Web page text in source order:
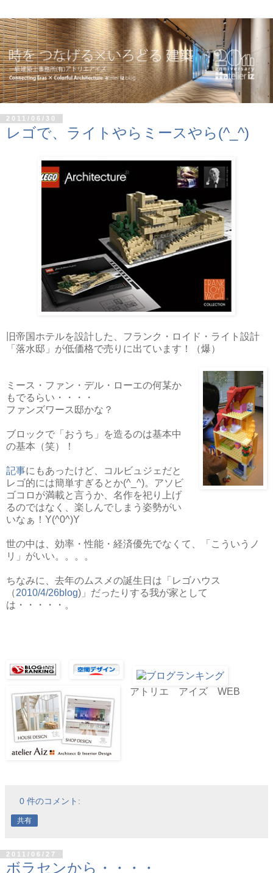
2011/06/30
レゴで、ライトやらミースやら(^_^)
旧帝国ホテルを設計した、フランク・ロイド・ライト設計
「落水邸」が低価格で売りに出ています！（爆）
ミース・ファン・デル・ローエの何某か
もでるらい・・・・
ファンズワース邸かな？
ブロックで「おうち」を造るのは基本中
の基本（笑）！
記事にもあったけど、コルビュジェだと
レゴ的には簡単すぎるとか(^_^)。アソビ
ゴコロが満載と言うか、名作を祀り上げ
るのではなく、楽しんでしまう姿勢がい
いなぁ！Y(^0^)Y
世の中は、効率・性能・経済優先でなくて、「こういうノ
リ」がいい。。。。
ちなみに、去年のムスメの誕生日は「レゴハウス
（2010/4/26blog)」だったりする我が家として
は・・・・・。
アトリエ アイズ WEB
0 件のコメント:
共有
2011/06/27
ボラセンから・・・・